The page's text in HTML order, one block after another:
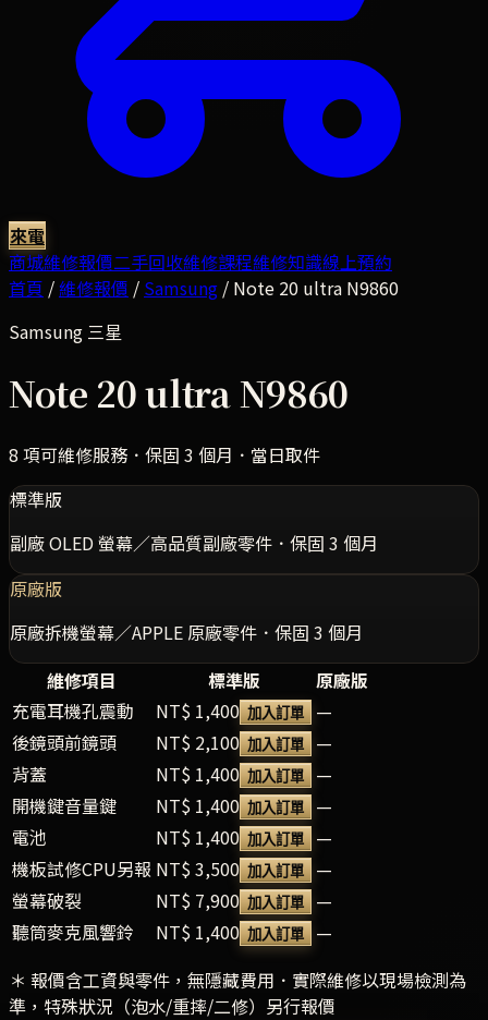
來電
商城維修報價二手回收維修課程維修知識線上預約
首頁 /維修報價 / Samsung / Note 20 ultra N9860
Samsung 三星
Note 20 ultra N9860
8 項可維修服務．保固 3 個月．當日取件
標準版
副廠 OLED 螢幕／高品質副廠零件．保固 3 個月
原廠版
原廠拆機螢幕／APPLE 原廠零件．保固 3 個月
維修項目
標準版
原廠版
充電耳機孔震動
NT$ 1,400 加入訂單
—
後鏡頭前鏡頭
NT$ 2,100 加入訂單
—
背蓋
NT$ 1,400 加入訂單
—
開機鍵音量鍵
NT$ 1,400 加入訂單
—
電池
NT$ 1,400 加入訂單
—
機板試修CPU另報 NT$ 3,500 加入訂單
—
螢幕破裂
NT$ 7,900 加入訂單
—
聽筒麥克風響鈴
NT$ 1,400 加入訂單
—
＊ 報價含工資與零件，無隱藏費用．實際維修以現場檢測為
準，特殊狀況（泡水/重摔/二修）另行報價